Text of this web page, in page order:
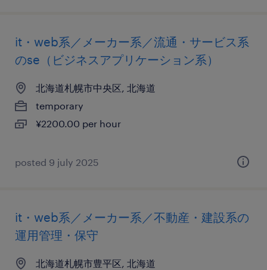
it・web系／メーカー系／流通・サービス系
のse（ビジネスアプリケーション系）
北海道札幌市中央区, 北海道
temporary
¥2200.00 per hour
posted 9 july 2025
it・web系／メーカー系／不動産・建設系の
運用管理・保守
北海道札幌市豊平区, 北海道